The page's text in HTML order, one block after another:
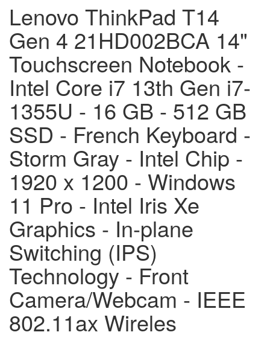
Lenovo ThinkPad T14
Gen 4 21HD002BCA 14"
Touchscreen Notebook -
Intel Core i7 13th Gen i7-
1355U - 16 GB - 512 GB
SSD - French Keyboard -
Storm Gray - Intel Chip -
1920 x 1200 - Windows
11 Pro - Intel Iris Xe
Graphics - In-plane
Switching (IPS)
Technology - Front
Camera/Webcam - IEEE
802.11ax Wireles